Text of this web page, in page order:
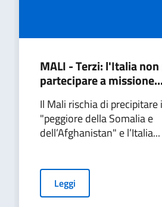
MALI - Terzi: l'Italia
partecipare a missione...
Il Mali rischia di precipitare
"peggiore della Somalia e
dell’Afghanistan" e l’Italia...
Leggi